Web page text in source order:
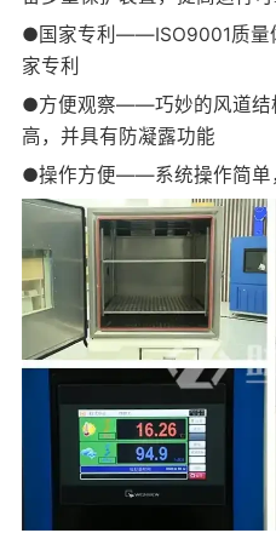
●国家专利——ISO9001质量
家专利
●方便观察——巧妙的风道结
高，并具有防凝露功能
●操作方便——系统操作简单